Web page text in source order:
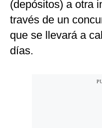
(depósitos) a otra
través de un
que se llevará a
días.